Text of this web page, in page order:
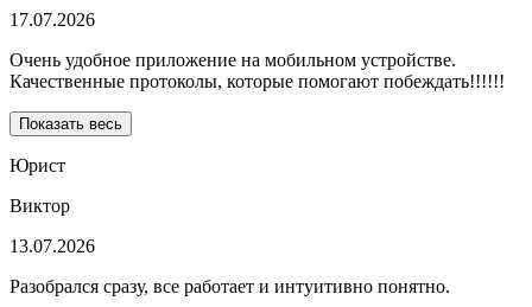
17.07.2026
Очень удобное приложение на мобильном устройстве.
Качественные протоколы, которые помогают побеждать!!!!!!
Показать весь
Юрист
Виктор
13.07.2026
Разобрался сразу, все работает и интуитивно понятно.